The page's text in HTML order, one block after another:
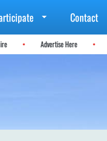
Contact
Advertise Here